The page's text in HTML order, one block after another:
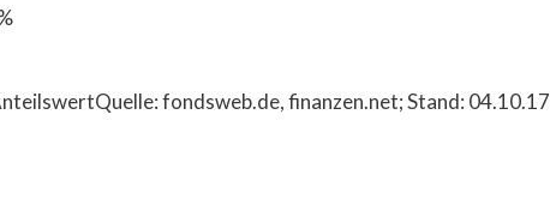
fondsweb.de, finanzen.net; Stand: 04.10.17